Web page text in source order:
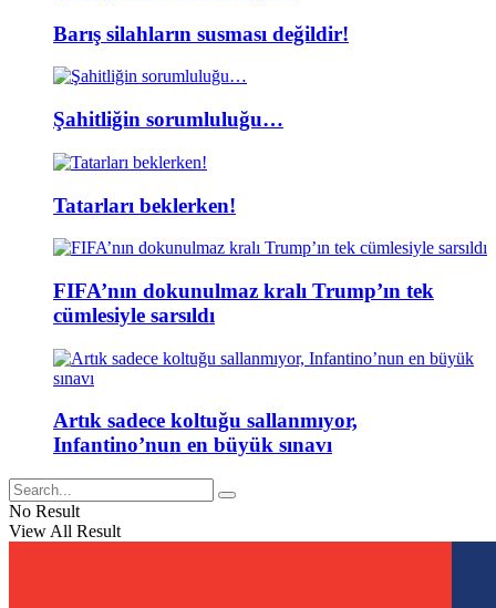
Barış silahların susması değildir!
Şahitliğin sorumluluğu…
Tatarları beklerken!
FIFA’nın dokunulmaz kralı Trump’ın tek
cümlesiyle sarsıldı
Artık sadece koltuğu sallanmıyor,
Infantino’nun en büyük sınavı
No Result
View All Result